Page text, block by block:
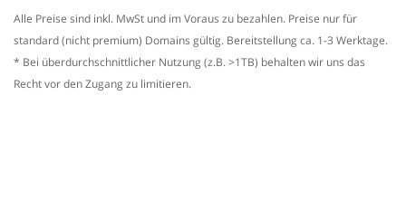
Alle Preise sind inkl. MwSt und im Voraus zu bezahlen. Preise nur für
standard (nicht premium) Domains gültig. Bereitstellung ca. 1-3 Werktage.
* Bei überdurchschnittlicher Nutzung (z.B. >1TB) behalten wir uns das
Recht vor den Zugang zu limitieren.